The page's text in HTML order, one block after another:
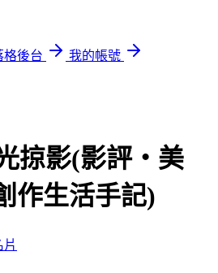
格後台
我的帳號
掠影(影評‧美
作生活手記)
片